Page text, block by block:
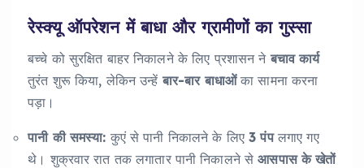
रेस्क्यू ऑपरेशन में बाधा और ग्रामीणों का गुस्सा
बच्चे को सुरक्षित बाहर निकालने के लिए प्रशासन नेबचाव कार्य
तुरंत शुरू किया, लेकिन उन्हेंबार-बार बाधाओंका सामना करना
पड़ा।
पानी की समस्या: कुएं से पानी निकालने के लिए3 पंपलगाए गए
थे। शुक्रवार रात तक लगातार पानी निकालने सेआसपास के खेतों